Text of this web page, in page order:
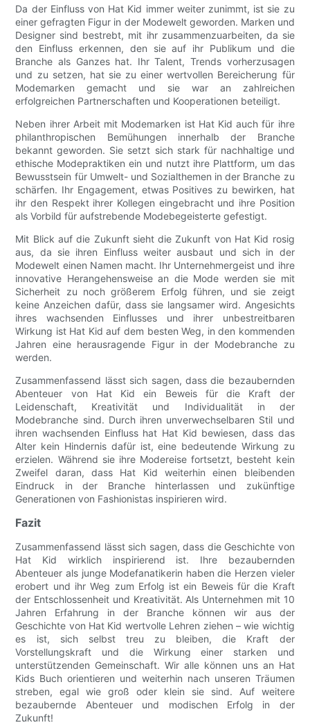
Da der Einfluss von Hat Kid immer weiter zunimmt, ist sie zu
einer gefragten Figur in der Modewelt geworden. Marken und
Designer sind bestrebt, mit ihr zusammenzuarbeiten, da sie
den Einfluss erkennen, den sie auf ihr Publikum und die
Branche als Ganzes hat. Ihr Talent, Trends vorherzusagen
und zu setzen, hat sie zu einer wertvollen Bereicherung für
Modemarken gemacht und sie war an zahlreichen
erfolgreichen Partnerschaften und Kooperationen beteiligt.
Neben ihrer Arbeit mit Modemarken ist Hat Kid auch für ihre
philanthropischen Bemühungen innerhalb der Branche
bekannt geworden. Sie setzt sich stark für nachhaltige und
ethische Modepraktiken ein und nutzt ihre Plattform, um das
Bewusstsein für Umwelt- und Sozialthemen in der Branche zu
schärfen. Ihr Engagement, etwas Positives zu bewirken, hat
ihr den Respekt ihrer Kollegen eingebracht und ihre Position
als Vorbild für aufstrebende Modebegeisterte gefestigt.
Mit Blick auf die Zukunft sieht die Zukunft von Hat Kid rosig
aus, da sie ihren Einfluss weiter ausbaut und sich in der
Modewelt einen Namen macht. Ihr Unternehmergeist und ihre
innovative Herangehensweise an die Mode werden sie mit
Sicherheit zu noch größerem Erfolg führen, und sie zeigt
keine Anzeichen dafür, dass sie langsamer wird. Angesichts
ihres wachsenden Einflusses und ihrer unbestreitbaren
Wirkung ist Hat Kid auf dem besten Weg, in den kommenden
Jahren eine herausragende Figur in der Modebranche zu
werden.
Zusammenfassend lässt sich sagen, dass die bezaubernden
Abenteuer von Hat Kid ein Beweis für die Kraft der
Leidenschaft, Kreativität und Individualität in der
Modebranche sind. Durch ihren unverwechselbaren Stil und
ihren wachsenden Einfluss hat Hat Kid bewiesen, dass das
Alter kein Hindernis dafür ist, eine bedeutende Wirkung zu
erzielen. Während sie ihre Modereise fortsetzt, besteht kein
Zweifel daran, dass Hat Kid weiterhin einen bleibenden
Eindruck in der Branche hinterlassen und zukünftige
Generationen von Fashionistas inspirieren wird.
Fazit
Zusammenfassend lässt sich sagen, dass die Geschichte von
Hat Kid wirklich inspirierend ist. Ihre bezaubernden
Abenteuer als junge Modefanatikerin haben die Herzen vieler
erobert und ihr Weg zum Erfolg ist ein Beweis für die Kraft
der Entschlossenheit und Kreativität. Als Unternehmen mit 10
Jahren Erfahrung in der Branche können wir aus der
Geschichte von Hat Kid wertvolle Lehren ziehen – wie wichtig
es ist, sich selbst treu zu bleiben, die Kraft der
Vorstellungskraft und die Wirkung einer starken und
unterstützenden Gemeinschaft. Wir alle können uns an Hat
Kids Buch orientieren und weiterhin nach unseren Träumen
streben, egal wie groß oder klein sie sind. Auf weitere
bezaubernde Abenteuer und modischen Erfolg in der
Zukunft!